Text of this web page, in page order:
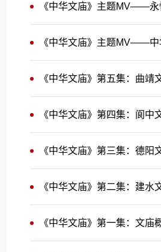
《中华文庙》主题MV——永
《中华文庙》主题MV——中
《中华文庙》第五集：曲靖
《中华文庙》第四集：阆中
《中华文庙》第三集：德阳
《中华文庙》第二集：建水
《中华文庙》第一集：文庙